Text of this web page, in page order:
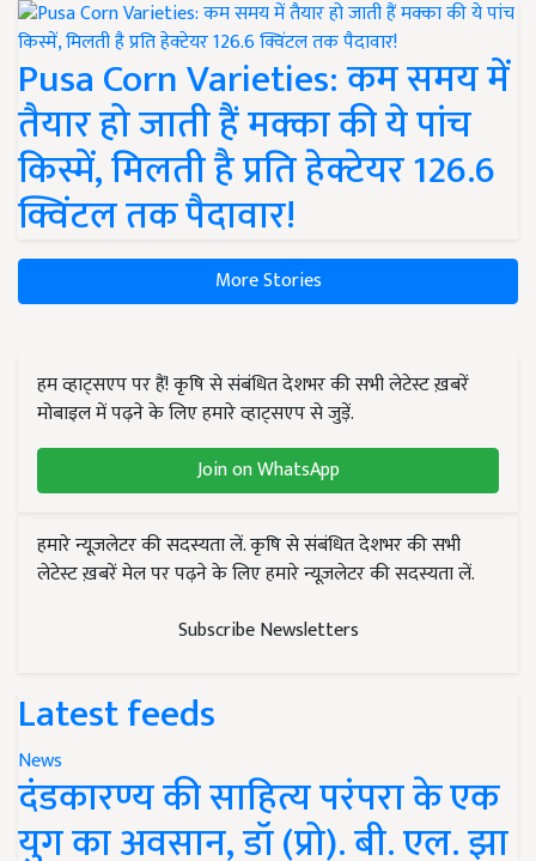
Pusa Corn Varieties: कम समय में
तैयार हो जाती हैं मक्का की ये पांच
किस्में, मिलती है प्रति हेक्टेयर 126.6
क्विंटल तक पैदावार!
More Stories
हम व्हाट्सएप पर हैं! कृषि से संबंधित देशभर की सभी लेटेस्ट ख़बरें
मोबाइल में पढ़ने के लिए हमारे व्हाट्सएप से जुड़ें.
Join on WhatsApp
हमारे न्यूज़लेटर की सदस्यता लें. कृषि से संबंधित देशभर की सभी
लेटेस्ट ख़बरें मेल पर पढ़ने के लिए हमारे न्यूज़लेटर की सदस्यता लें.
Subscribe Newsletters
Latest feeds
News
दंडकारण्य की साहित्य परंपरा के एक
युग का अवसान, डॉ (प्रो). बी. एल. झा